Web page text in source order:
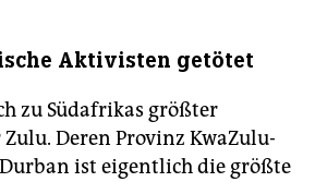
Aktivisten getötet
zu Südafrikas größter
Deren Provinz KwaZulu-
ist eigentlich die größte